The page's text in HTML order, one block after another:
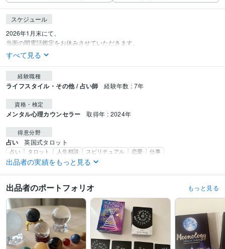
スケジュール
2026年1月末にて、
当面の間電話鑑定をお休みさせていただきます。
すべて見る
経験職種
ライフスタイル・その他 / 占い師 経験年数 : 7年
資格・検定
メンタル心理カウンセラー 取得年 : 2024年
得意分野
占い 英国式タロット
占い タロット 人生相談 スピリチュアル 恋愛 仕事
悩み相談・カウンセリング ASD、ADHD、HSPへの理解
出品者の実績をもっと見る
出品者のポートフォリオ もっと見る